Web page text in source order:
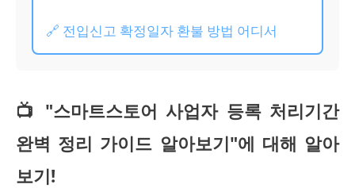
🔗 전입신고 확정일자 환불 방법 어디서
📺 "스마트스토어 사업자 등록 처리기간
완벽 정리 가이드 알아보기"에 대해 알아
보기!